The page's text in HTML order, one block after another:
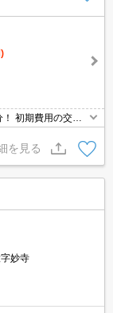
初期費用の交渉
を見る
妙寺